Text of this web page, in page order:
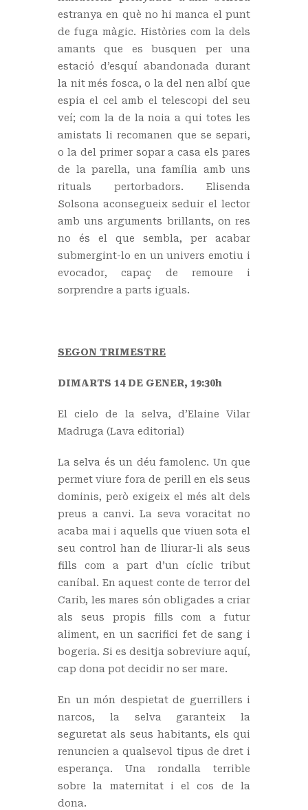
estranya en què no hi manca el punt
de fuga màgic. Històries com la dels
amants que es busquen per una
estació d’esquí abandonada durant
la nit més fosca, o la del nen albí que
espia el cel amb el telescopi del seu
veí; com la de la noia a qui totes les
amistats li recomanen que se separi,
o la del primer sopar a casa els pares
de la parella, una família amb uns
rituals pertorbadors. Elisenda
Solsona aconsegueix seduir el lector
amb uns arguments brillants, on res
no és el que sembla, per acabar
submergint-lo en un univers emotiu i
evocador, capaç de remoure i
sorprendre a parts iguals.
SEGON TRIMESTRE
DIMARTS 14 DE GENER, 19:30h
El cielo de la selva, d’Elaine Vilar
Madruga (Lava editorial)
La selva és un déu famolenc. Un que
permet viure fora de perill en els seus
dominis, però exigeix el més alt dels
preus a canvi. La seva voracitat no
acaba mai i aquells que viuen sota el
seu control han de lliurar-li als seus
fills com a part d’un cíclic tribut
caníbal. En aquest conte de terror del
Carib, les mares són obligades a criar
als seus propis fills com a futur
aliment, en un sacrifici fet de sang i
bogeria. Si es desitja sobreviure aquí,
cap dona pot decidir no ser mare.
En un món despietat de guerrillers i
narcos, la selva garanteix la
seguretat als seus habitants, els qui
renuncien a qualsevol tipus de dret i
esperança. Una rondalla terrible
sobre la maternitat i el cos de la
dona.